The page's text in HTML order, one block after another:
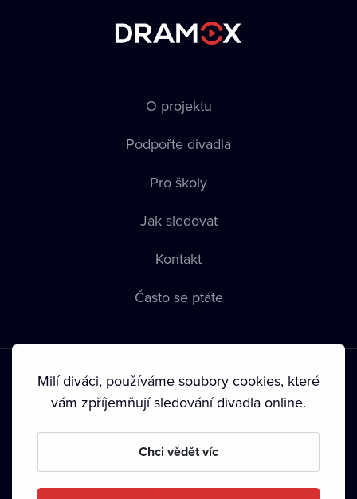
O projektu
Podpořte divadla
Pro školy
Jak sledovat
Kontakt
Často se ptáte
Podmínky používání • Ochrana soukromí • Zásady používání
• Autorská práva•
Milí diváci, používáme soubory cookies, které
vám zpříjemňují sledování divadla online.
Chci vědět víc